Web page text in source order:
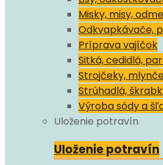
Misky, misy,
Odkvapkávače,
Príprava vajíčok
Sitká, cedidlá,
Strojčeky,
Strúhadlá,
Výroba sódy a
Uloženie potravín
Uloženie potravín